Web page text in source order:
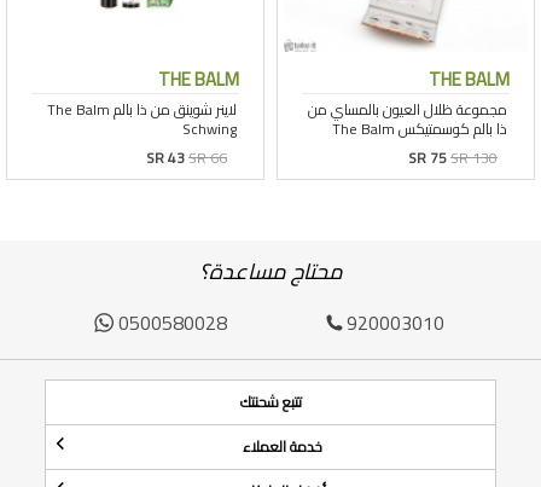
THE BALM
SR 75SR 130
THE BALM
SR 43SR 66
محتاج مساعدة؟
920003010
0500580028
تتبع شحنتك
خدمة العملاء